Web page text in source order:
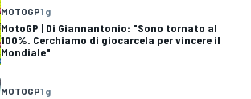
MOTOGP1 g
MotoGP | Di Giannantonio: "Sono tornato al
100%. Cerchiamo di giocarcela per vincere il
Mondiale"
MOTOGP1 g